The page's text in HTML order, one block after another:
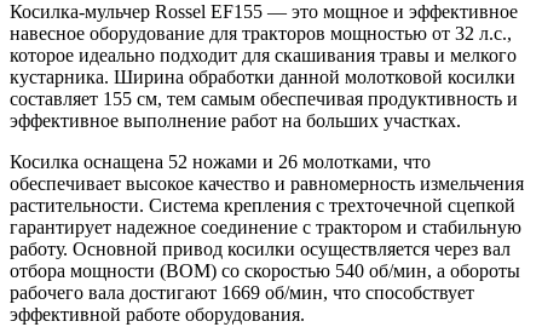
Косилка-мульчер Rossel EF155 — это мощное и эффективное
навесное оборудование для тракторов мощностью от 32 л.с.,
которое идеально подходит для скашивания травы и мелкого
кустарника. Ширина обработки данной молотковой косилки
составляет 155 см, тем самым обеспечивая продуктивность и
эффективное выполнение работ на больших участках.
Косилка оснащена 52 ножами и 26 молотками, что
обеспечивает высокое качество и равномерность измельчения
растительности. Система крепления с трехточечной сцепкой
гарантирует надежное соединение с трактором и стабильную
работу. Основной привод косилки осуществляется через вал
отбора мощности (ВОМ) со скоростью 540 об/мин, а обороты
рабочего вала достигают 1669 об/мин, что способствует
эффективной работе оборудования.